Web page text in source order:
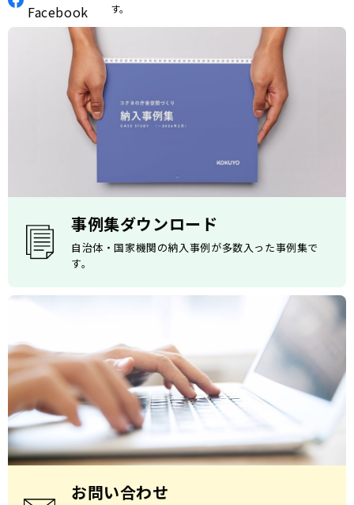
Facebook
す。
事例集ダウンロード
自治体・国家機関の納入事例が多数入った事例集で
す。
お問い合わせ